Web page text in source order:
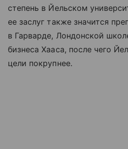
степень в Йельском
ее заслуг также значится
в Гарварде, Лондонской
бизнеса Хааса, после чего
цели покрупнее.